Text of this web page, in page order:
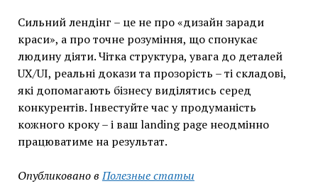
Сильний лендінг – це не про «дизайн заради
краси», а про точне розуміння, що спонукає
людину діяти. Чітка структура, увага до деталей
UX/UI, реальні докази та прозорість – ті складові,
які допомагають бізнесу виділятись серед
конкурентів. Інвестуйте час у продуманість
кожного кроку – і ваш landing page неодмінно
працюватиме на результат.
Опубликовано в Полезные статьи